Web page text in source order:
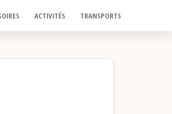
ACTIVITÉS TRANSPORTS